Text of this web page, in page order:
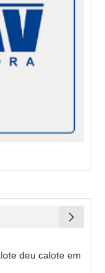
deu calote em